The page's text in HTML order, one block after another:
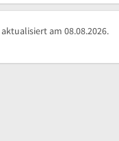
am 08.08.2026.